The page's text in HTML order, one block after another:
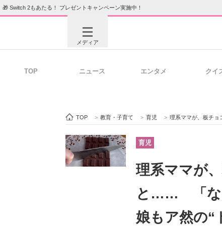
🎁 Switch 2もあたる！ プレゼントキャンペーン実施中！
メディア
ビジネスと働き方のヒント
TOP ニュース エンタメ クイ
TOP > 教育・子育て > 育児 > 理系ママが、板チョコを4
育児
理系ママが
と…… 「な
娘もア然の“